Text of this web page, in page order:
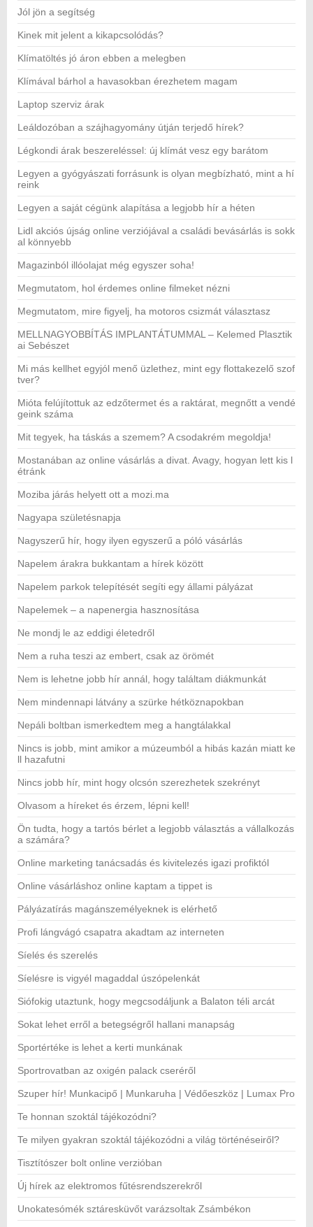
Jól jön a segítség
Kinek mit jelent a kikapcsolódás?
Klímatöltés jó áron ebben a melegben
Klímával bárhol a havasokban érezhetem magam
Laptop szerviz árak
Leáldozóban a szájhagyomány útján terjedő hírek?
Légkondi árak beszereléssel: új klímát vesz egy barátom
Legyen a gyógyászati forrásunk is olyan megbízható, mint a hí
reink
Legyen a saját cégünk alapítása a legjobb hír a héten
Lidl akciós újság online verziójával a családi bevásárlás is sokk
al könnyebb
Magazinból illóolajat még egyszer soha!
Megmutatom, hol érdemes online filmeket nézni
Megmutatom, mire figyelj, ha motoros csizmát választasz
MELLNAGYOBBÍTÁS IMPLANTÁTUMMAL – Kelemed Plasztik
ai Sebészet
Mi más kellhet egyjól menő üzlethez, mint egy flottakezelő szof
tver?
Mióta felújítottuk az edzőtermet és a raktárat, megnőtt a vendé
geink száma
Mit tegyek, ha táskás a szemem? A csodakrém megoldja!
Mostanában az online vásárlás a divat. Avagy, hogyan lett kis l
étránk
Moziba járás helyett ott a mozi.ma
Nagyapa születésnapja
Nagyszerű hír, hogy ilyen egyszerű a póló vásárlás
Napelem árakra bukkantam a hírek között
Napelem parkok telepítését segíti egy állami pályázat
Napelemek – a napenergia hasznosítása
Ne mondj le az eddigi életedről
Nem a ruha teszi az embert, csak az örömét
Nem is lehetne jobb hír annál, hogy találtam diákmunkát
Nem mindennapi látvány a szürke hétköznapokban
Nepáli boltban ismerkedtem meg a hangtálakkal
Nincs is jobb, mint amikor a múzeumból a hibás kazán miatt ke
ll hazafutni
Nincs jobb hír, mint hogy olcsón szerezhetek szekrényt
Olvasom a híreket és érzem, lépni kell!
Ön tudta, hogy a tartós bérlet a legjobb választás a vállalkozás
a számára?
Online marketing tanácsadás és kivitelezés igazi profiktól
Online vásárláshoz online kaptam a tippet is
Pályázatírás magánszemélyeknek is elérhető
Profi lángvágó csapatra akadtam az interneten
Síelés és szerelés
Síelésre is vigyél magaddal úszópelenkát
Siófokig utaztunk, hogy megcsodáljunk a Balaton téli arcát
Sokat lehet erről a betegségről hallani manapság
Sportértéke is lehet a kerti munkának
Sportrovatban az oxigén palack cseréről
Szuper hír! Munkacipő | Munkaruha | Védőeszköz | Lumax Pro
Te honnan szoktál tájékozódni?
Te milyen gyakran szoktál tájékozódni a világ történéseiről?
Tisztítószer bolt online verzióban
Új hírek az elektromos fűtésrendszerekről
Unokatesómék sztáresküvőt varázsoltak Zsámbékon